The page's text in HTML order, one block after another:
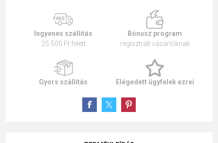
Ingyenes szállítás
25 500 Ft felett
Bónusz program
regisztrált vásárlóknak
Gyors szállítás Elégedett ügyfelek ezrei